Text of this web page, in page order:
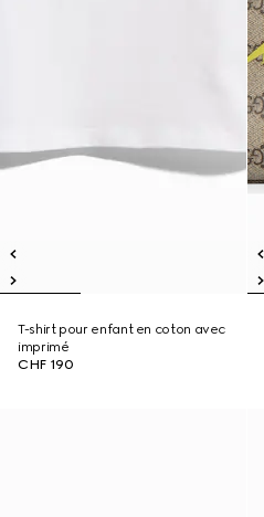
T-shirt pour enfant en coton avec
imprimé
CHF 190